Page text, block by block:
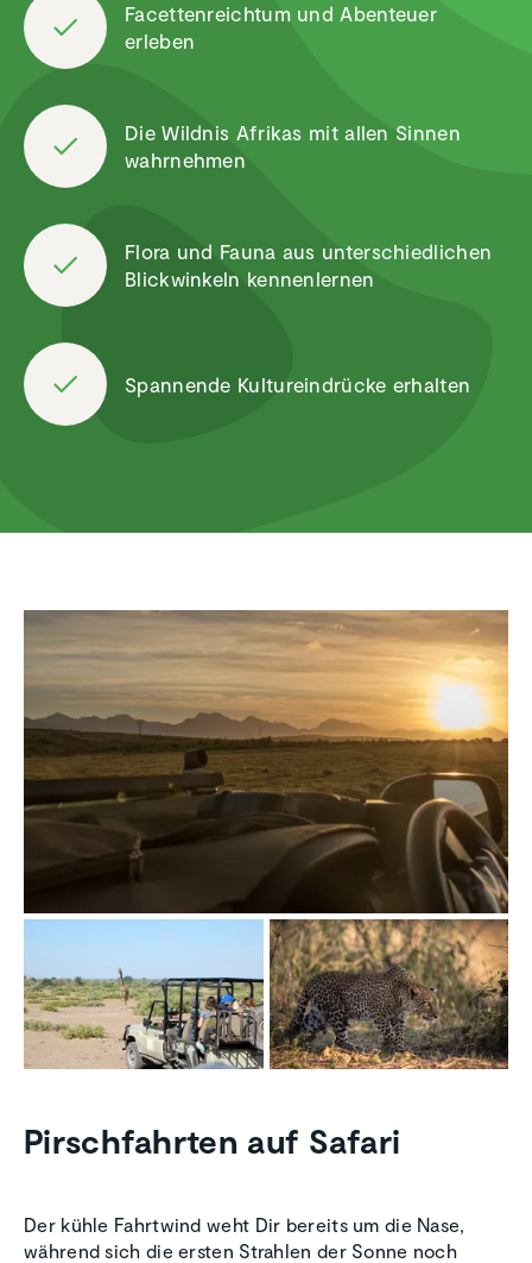
Facet­ten­reichtum und Abenteuer
erleben
Die Wildnis Afrikas mit allen Sinnen
wahrnehmen
Flora und Fauna aus unter­schied­li­chen
Blick­win­keln kennen­lernen
Spannende Kultur­ein­drücke erhalten
Pirschfahrten auf Safari
Der kühle Fahrtwind weht Dir bereits um die Nase,
während sich die ersten Strahlen der Sonne noch